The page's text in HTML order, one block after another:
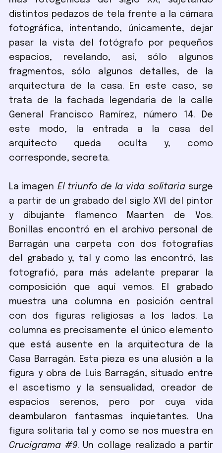
distintos pedazos de tela frente a la cámara
fotográfica, intentando, únicamente, dejar
pasar la vista del fotógrafo por pequeños
espacios, revelando, así, sólo algunos
fragmentos, sólo algunos detalles, de la
arquitectura de la casa. En este caso, se
trata de la fachada legendaria de la calle
General Francisco Ramírez, número 14. De
este modo, la entrada a la casa del
arquitecto queda oculta y, como
corresponde, secreta.
La imagen El triunfo de la vida solitariasurge
a partir de un grabado del siglo XVI del pintor
y dibujante flamenco Maarten de Vos.
Bonillas encontró en el archivo personal de
Barragán una carpeta con dos fotografías
del grabado y, tal y como las encontró, las
fotografió, para más adelante preparar la
composición que aquí vemos. El grabado
muestra una columna en posición central
con dos figuras religiosas a los lados. La
columna es precisamente el único elemento
que está ausente en la arquitectura de la
Casa Barragán. Esta pieza es una alusión a la
figura y obra de Luis Barragán, situado entre
el ascetismo y la sensualidad, creador de
espacios serenos, pero por cuya vida
deambularon fantasmas inquietantes. Una
figura solitaria tal y como se nos muestra en
Crucigrama #9. Un collage realizado a partir